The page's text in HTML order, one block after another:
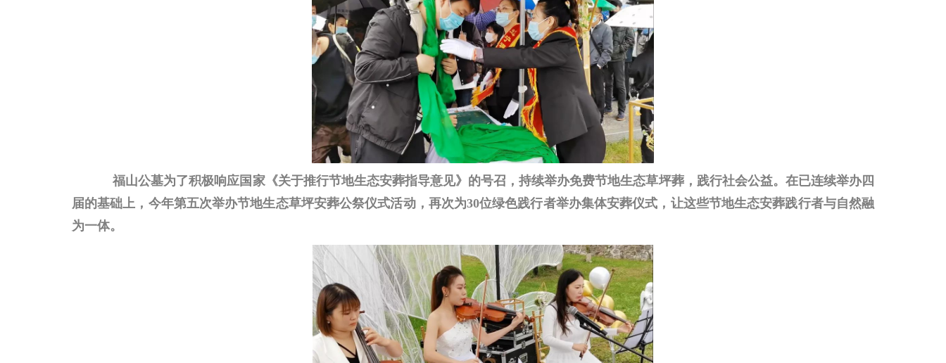
福山公墓为了积极响应国家《关于推行节地生态安葬指导意见》的号召，持续举办免费节地生态草坪葬，践行社会公益。在已连续举办四
届的基础上，今年第五次举办节地生态草坪安葬公祭仪式活动，再次为30位绿色践行者举办集体安葬仪式，让这些节地生态安葬践行者与自然融
为一体。